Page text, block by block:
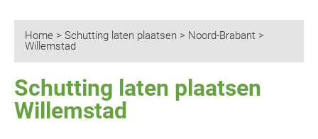
Home > Schutting laten plaatsen > Noord-Brabant >
Willemstad
Schutting laten plaatsen
Willemstad